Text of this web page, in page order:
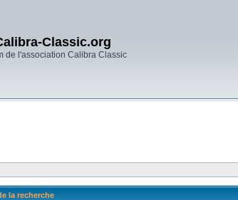
Classic.org
de l'association Calibra Classic
la recherche